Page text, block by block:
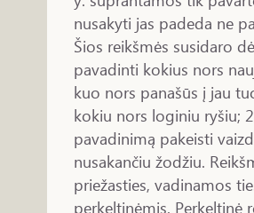
nusakyti jas padeda ne
Šios reikšmės susidaro
pavadinti kokius nors
kuo nors panašūs į jau
kokiu nors loginiu ryšiu;
pavadinimą pakeisti
nusakančiu žodžiu.
priežasties, vadinamos
perkeltinėmis. Perkeltinė